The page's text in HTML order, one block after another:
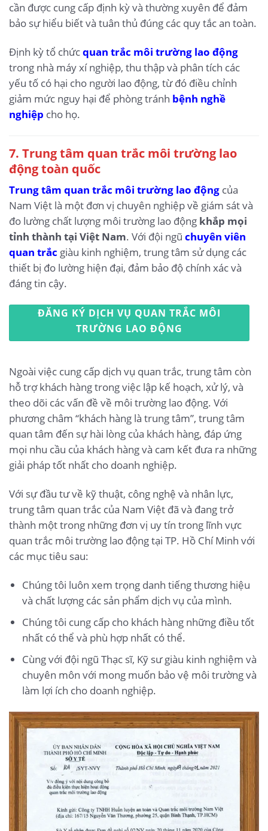
cần được cung cấp định kỳ và thường xuyên để đảm
bảo sự hiểu biết và tuân thủ đúng các quy tắc an toàn.
Định kỳ tổ chứcquan trắc môi trường lao động
trong nhà máy xí nghiệp, thu thập và phân tích các
yếu tố có hại cho người lao động, từ đó điều chỉnh
giảm mức nguy hại để phòng tránh bệnh nghề
nghiệp cho họ.
7. Trung tâm quan trắc môi trường lao
động toàn quốc
Trung tâm quan trắc môi trường lao động của
Nam Việt là một đơn vị chuyên nghiệp về giám sát và
đo lường chất lượng môi trường lao động khắp mọi
tỉnh thành tại Việt Nam. Với đội ngũ chuyên viên
quan trắc giàu kinh nghiệm, trung tâm sử dụng các
thiết bị đo lường hiện đại, đảm bảo độ chính xác và
đáng tin cậy.
ĐĂNG KÝ DỊCH VỤ QUAN TRẮC MÔI
TRƯỜNG LAO ĐỘNG
Ngoài việc cung cấp dịch vụ quan trắc, trung tâm còn
hỗ trợ khách hàng trong việc lập kế hoạch, xử lý, và
theo dõi các vấn đề về môi trường lao động. Với
phương châm “khách hàng là trung tâm”, trung tâm
quan tâm đến sự hài lòng của khách hàng, đáp ứng
mọi nhu cầu của khách hàng và cam kết đưa ra những
giải pháp tốt nhất cho doanh nghiệp.
Với sự đầu tư về kỹ thuật, công nghệ và nhân lực,
trung tâm quan trắc của Nam Việt đã và đang trở
thành một trong những đơn vị uy tín trong lĩnh vực
quan trắc môi trường lao động tại TP. Hồ Chí Minh với
các mục tiêu sau:
Chúng tôi luôn xem trọng danh tiếng thương hiệu
và chất lượng các sản phẩm dịch vụ của mình.
Chúng tôi cung cấp cho khách hàng những điều tốt
nhất có thể và phù hợp nhất có thể.
Cùng với đội ngũ Thạc sĩ, Kỹ sư giàu kinh nghiệm và
chuyên môn với mong muốn bảo vệ môi trường và
làm lợi ích cho doanh nghiệp.